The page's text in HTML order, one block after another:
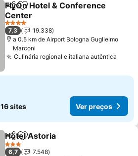
PartilharAdicionar aos favoritos
FlyOn Hotel & Conference
Center
4 Estrelas
7,3
19.338
a 0.5 km de Airport Bologna Guglielmo
Marconi
Culinária regional e italiana autêntica
16 sites Ver preços
PartilharAdicionar aos favoritos
Hotel Astoria
3 Estrelas
6,7
7.548